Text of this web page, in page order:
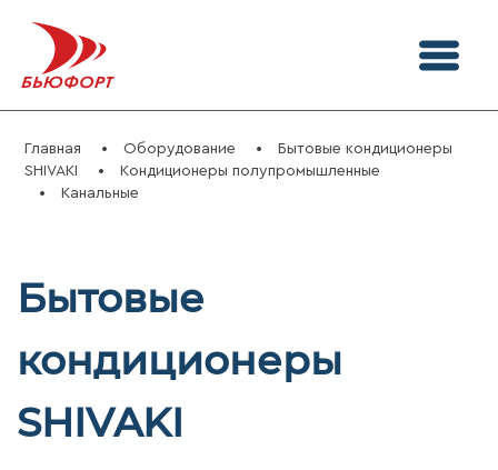
Главная Оборудование
Бытовые кондиционеры
SHIVAKI
Кондиционеры полупромышленные
Канальные
Бытовые
кондиционеры
SHIVAKI